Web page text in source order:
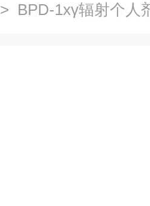
> BPD-1xγ辐射个人